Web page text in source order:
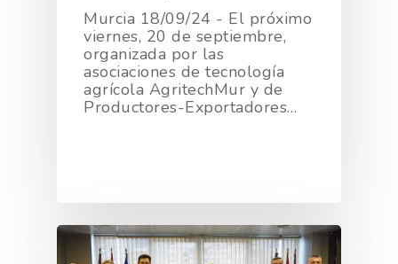
Murcia 18/09/24 - El próximo
viernes, 20 de septiembre,
organizada por las
asociaciones de tecnología
agrícola AgritechMur y de
Productores-Exportadores…